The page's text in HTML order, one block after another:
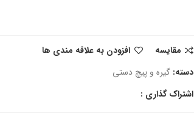
مقایسه
افزودن به علاقه مندی ها
دسته: گیره و پیچ دستی
اشتراک گذاری :